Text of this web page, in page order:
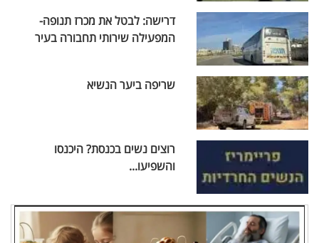
דרישה: לבטל את מכרז תנופה-
המפעילה שירותי תחבורה בעיר
שריפה ביער הנשיא
רוצים נשים בכנסת? היכנסו
והשפיעו...